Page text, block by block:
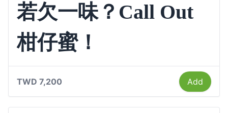
若欠一味？Call Out
柑仔蜜！
TWD 7,200 Add